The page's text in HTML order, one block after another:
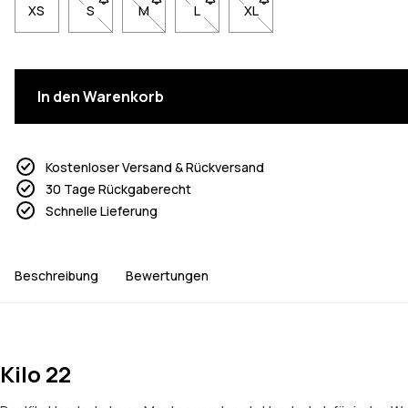
XS S- Größe S nicht verfügbar. Klicke, um benachrichtigt
M- Größe M nicht verfügbar. Klicke, um
L- Größe L nicht verfügbar. Klicke,
XL- Größe XL nicht
In den Warenkorb
Kostenloser Versand & Rückversand
30 Tage Rückgaberecht
Schnelle Lieferung
Beschreibung Bewertungen
Kilo 22